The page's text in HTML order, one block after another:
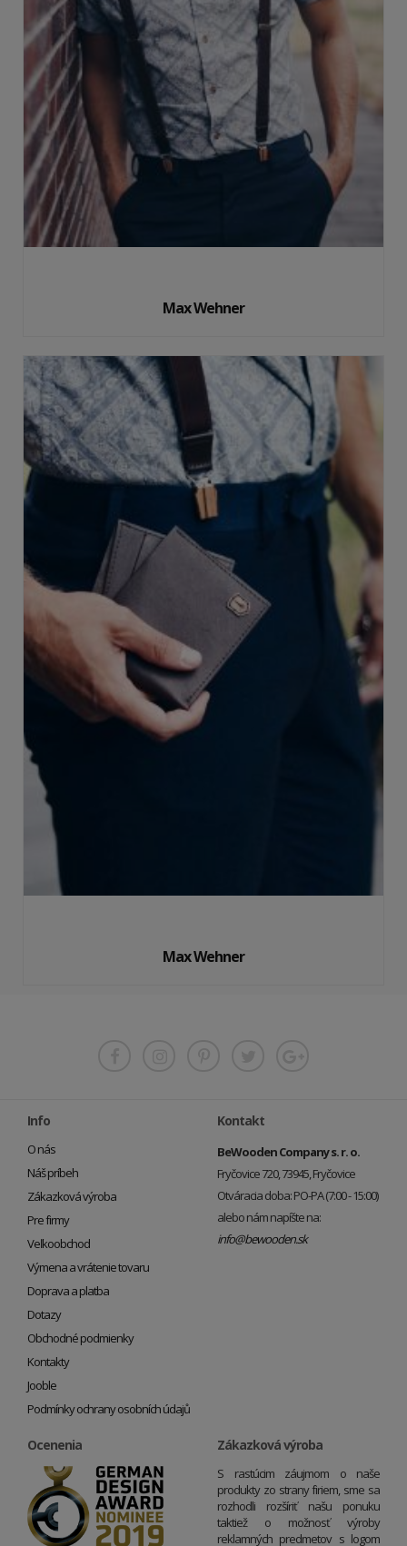
Max Wehner
Max Wehner
Info
O nás
Náš príbeh
Zákazková výroba
Pre firmy
Veľkoobchod
Výmena a vrátenie tovaru
Doprava a platba
Dotazy
Obchodné podmienky
Kontakty
Jooble
Podmínky ochrany osobních údajů
Kontakt
BeWooden Company s. r. o.
Fryčovice 720, 73945, Fryčovice
Otváracia doba: PO-PA (7:00 - 15:00)
alebo nám napíšte na:
info@bewooden.sk
Ocenenia Zákazková výroba
S rastúcim záujmom o naše
produkty zo strany firiem, sme sa
rozhodli rozšíriť našu ponuku
taktiež o možnosť výroby
reklamných predmetov s logom